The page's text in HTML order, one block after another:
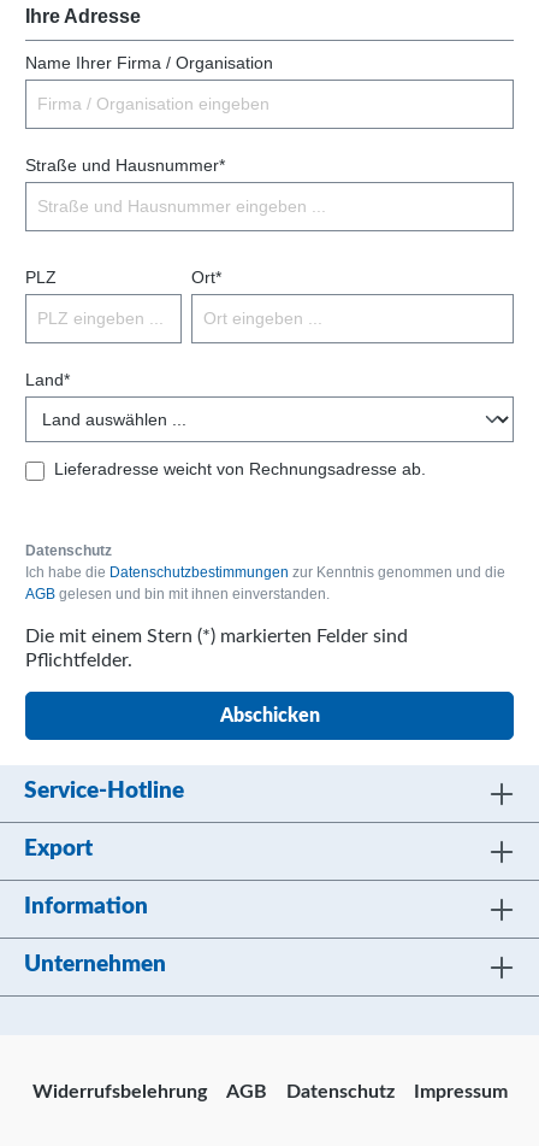
Ihre Adresse
Name Ihrer Firma / Organisation
Straße und Hausnummer*
PLZ Ort*
Land*
Lieferadresse weicht von Rechnungsadresse ab.
Datenschutz
Ich habe die Datenschutzbestimmungen zur Kenntnis genommen und die
AGB gelesen und bin mit ihnen einverstanden.
Die mit einem Stern (*) markierten Felder sind
Pflichtfelder.
Abschicken
Service-Hotline
Export
Information
Unternehmen
Widerrufsbelehrung AGB Datenschutz Impressum